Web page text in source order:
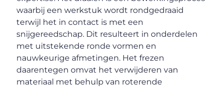
waarbij een werkstuk wordt rondgedraaid
terwijl het in contact is met een
snijgereedschap. Dit resulteert in onderdelen
met uitstekende ronde vormen en
nauwkeurige afmetingen. Het frezen
daarentegen omvat het verwijderen van
materiaal met behulp van roterende